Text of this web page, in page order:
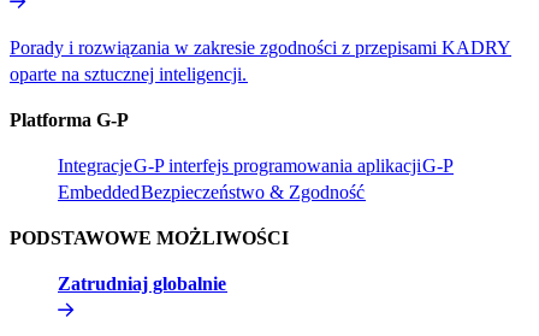
Porady i rozwiązania w zakresie zgodności z przepisami KADRY
oparte na sztucznej inteligencji.​​
Platforma G-P​​
Integracje​​G-P interfejs programowania aplikacji​​G-P
Embedded​​Bezpieczeństwo & Zgodność​​
PODSTAWOWE MOŻLIWOŚCI​​
Zatrudniaj globalnie​​